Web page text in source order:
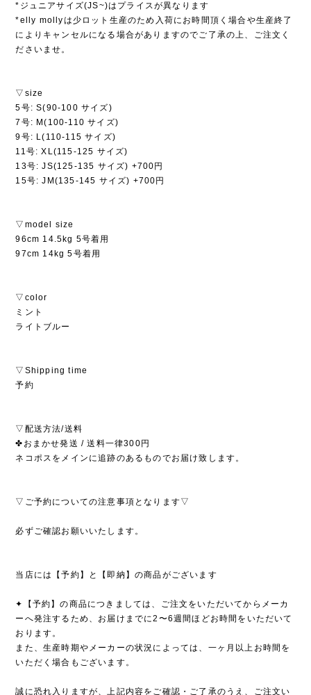
*ジュニアサイズ(JS~)はプライスが異なります
*elly mollyは少ロット生産のため入荷にお時間頂く場合や生産終了
によりキャンセルになる場合がありますのでご了承の上、ご注文く
ださいませ。
▽size
5号: S(90-100 サイズ)
7号: M(100-110 サイズ)
9号: L(110-115 サイズ)
11号: XL(115-125 サイズ)
13号: JS(125-135 サイズ) +700円
15号: JM(135-145 サイズ) +700円
▽model size
96cm 14.5kg 5号着用
97cm 14kg 5号着用
▽color
ミント
ライトブルー
▽Shipping time
予約
▽配送方法/送料
✤おまかせ発送 / 送料一律300円
ネコポスをメインに追跡のあるものでお届け致します。
▽ご予約についての注意事項となります▽
必ずご確認お願いいたします。
当店には【予約】と【即納】の商品がございます
✦【予約】の商品につきましては、ご注文をいただいてからメーカ
ーへ発注するため、お届けまでに2〜6週間ほどお時間をいただいて
おります。
また、生産時期やメーカーの状況によっては、一ヶ月以上お時間を
いただく場合もございます。
誠に恐れ入りますが、上記内容をご確認・ご了承のうえ、ご注文い